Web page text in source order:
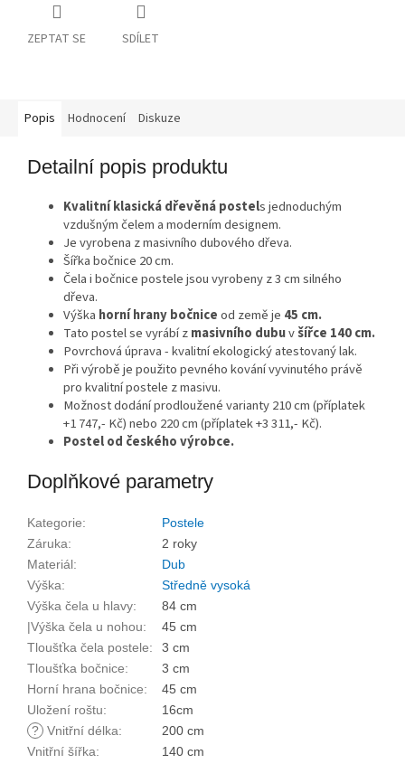
ZEPTAT SE SDÍLET
Popis Hodnocení Diskuze
Detailní popis produktu
Kvalitní klasická dřevěná postels jednoduchým
vzdušným čelem a moderním designem.
Je vyrobena z masivního dubového dřeva.
Šířka bočnice 20 cm.
Čela i bočnice postele jsou vyrobeny z 3 cm silného
dřeva.
Výška horní hrany bočniceod země je 45 cm.
Tato postel se vyrábí zmasivního dubuvšířce 140 cm.
Povrchová úprava - kvalitní ekologický atestovaný lak.
Při výrobě je použito pevného kování vyvinutého právě
pro kvalitní postele z masivu.
Možnost dodání prodloužené varianty 210 cm (příplatek
+1 747,- Kč) nebo 220 cm (příplatek +3 311,- Kč).
Postel od českého výrobce.
Doplňkové parametry
Kategorie:
Postele
Záruka:
2 roky
Materiál:
Dub
Výška:
Středně vysoká
Výška čela u hlavy:
84 cm
|Výška čela u nohou:
45 cm
Tloušťka čela postele:
3 cm
Tloušťka bočnice:
3 cm
Horní hrana bočnice:
45 cm
Uložení roštu:
16cm
? Vnitřní délka:
200 cm
Vnitřní šířka:
140 cm